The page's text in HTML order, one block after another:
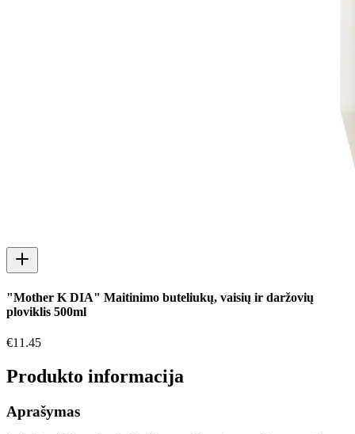
"Mother K DIA" Maitinimo buteliukų, vaisių ir daržovių
ploviklis 500ml
€11.45
Produkto informacija
Aprašymas